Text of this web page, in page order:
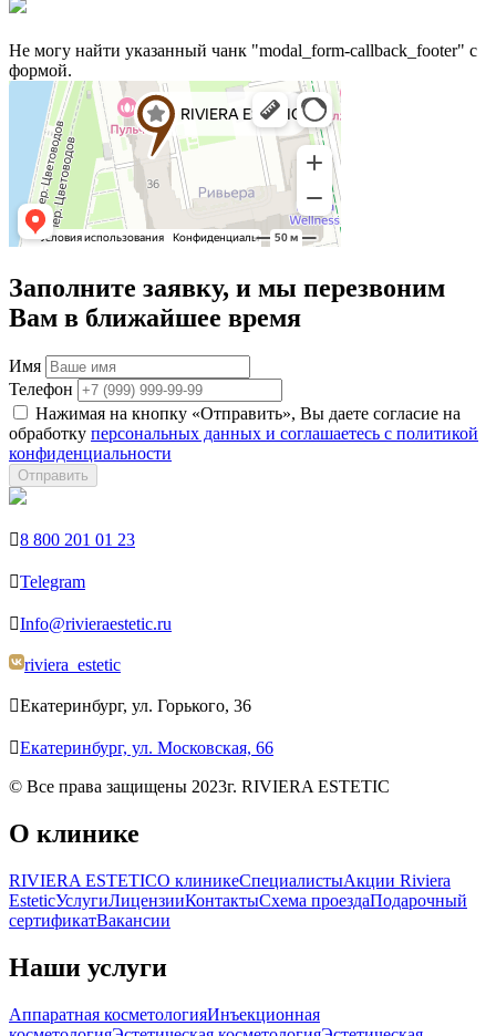
Не могу найти указанный чанк "modal_form-callback_footer" с
формой.
Заполните заявку, и мы перезвоним
Вам в ближайшее время
Имя
Телефон
Нажимая на кнопку «Отправить», Вы даете согласие на
обработку персональных данных и соглашаетесь с политикой
конфиденциальности
Отправить
8 800 201 01 23
Telegram
Info@rivieraestetic.ru
riviera_estetic
Екатеринбург, ул. Горького, 36
Екатеринбург, ул. Московская, 66
© Все права защищены 2023г. RIVIERA ESTETIC
О клинике
RIVIERA ESTETICО клиникеСпециалистыАкции Riviera
EsteticУслугиЛицензииКонтактыСхема проездаПодарочный
сертификатВакансии
Наши услуги
Аппаратная косметологияИнъекционная